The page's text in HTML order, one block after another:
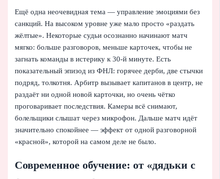
Ещё одна неочевидная тема — управление эмоциями без
санкций. На высоком уровне уже мало просто «раздать
жёлтые». Некоторые судьи осознанно начинают матч
мягко: больше разговоров, меньше карточек, чтобы не
загнать команды в истерику к 30‑й минуте. Есть
показательный эпизод из ФНЛ: горячее дерби, две стычки
подряд, толкотня. Арбитр вызывает капитанов в центр, не
раздаёт ни одной новой карточки, но очень чётко
проговаривает последствия. Камеры всё снимают,
болельщики слышат через микрофон. Дальше матч идёт
значительно спокойнее — эффект от одной разговорной
«красной», которой на самом деле не было.
Современное обучение: от «дядьки с